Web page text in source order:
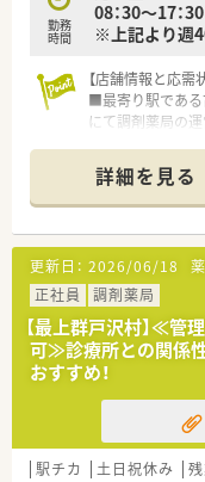
勤務
時間
08：30～17：
※上記より週
【店舗情報と応需
■最寄り駅である
にて調剤薬局の運
ど応需しており
■常勤の薬剤師1
の健康をサポー
【募集背景と求め
■今回は欠員補充
だける意欲的な方
■患者様とのコミ
たいという熱意
■調剤業務の経験
でも意欲があれば
【法人特徴につい
■山形県最上地区
行うなど地域包
詳細を見る
更新日： 2026/06/18
正社員
調剤薬局
【最上群戸沢村】≪管
可≫診療所との関係
おすすめ！
駅チカ 土日祝休み